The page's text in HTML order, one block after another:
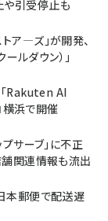
や引受停止も
ア―ズ」が開発、
ルダウン）」
Rakuten AI
横浜で開催
サーブ」に不正
舗関連情報も流出
本郵便で配送遅